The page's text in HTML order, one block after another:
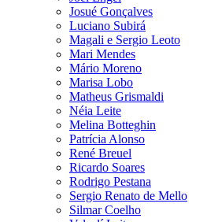
Josué Gonçalves
Luciano Subirá
Magali e Sergio Leoto
Mari Mendes
Mário Moreno
Marisa Lobo
Matheus Grismaldi
Néia Leite
Melina Botteghin
Patrícia Alonso
René Breuel
Ricardo Soares
Rodrigo Pestana
Sergio Renato de Mello
Silmar Coelho